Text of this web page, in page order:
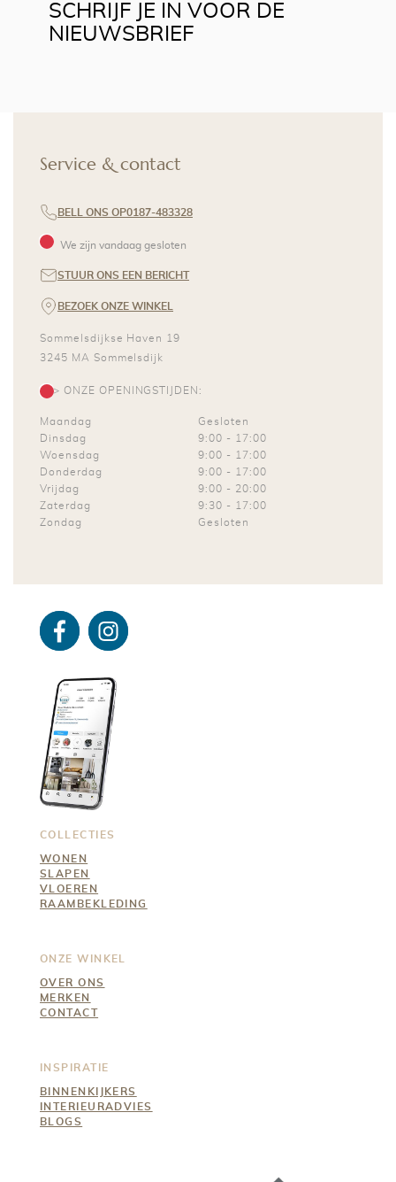
Service & contact
BEZOEK ONZE WINKEL
Sommelsdijkse Haven 19
3245 MA Sommelsdijk
> ONZE OPENINGSTIJDEN:
Maandag
Gesloten
Dinsdag
9:00 -
17:00
Woensdag
9:00 -
17:00
Donderdag
9:00 -
17:00
Vrijdag
9:00 - 20:00
Zaterdag
9:30 -
17:00
Zondag
Gesloten
BELL ONS OP0187-483328
We zijn vandaag gesloten
STUUR ONS EEN BERICHT
SCHRIJF JE IN VOOR DE
NIEUWSBRIEF
COLLECTIES
WONEN
SLAPEN
VLOEREN
RAAMBEKLEDING
ONZE WINKEL
OVER ONS
MERKEN
CONTACT
INSPIRATIE
BINNENKIJKERS
INTERIEURADVIES
BLOGS
Facebo
ok
Instagra
m